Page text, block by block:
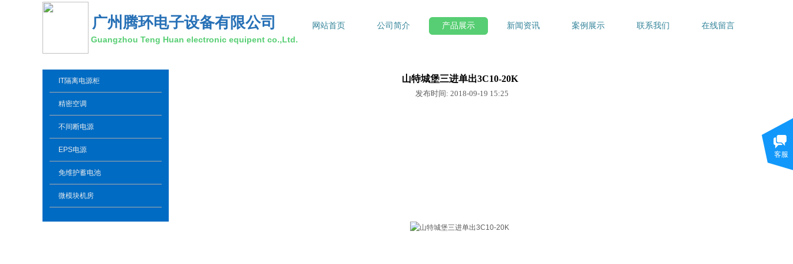
广州腾环电子设备有限公司 网站首页 公司简介 产品展示 新闻资讯 案例展示 联系我们 在线留言
Guangzhou Teng Huan electronic equipent co.,Ltd.
山特城堡三进单出3C10-20K
发布时间: 2018-09-19 15:25
IT隔离电源柜
精密空调
不间断电源
EPS电源
免维护蓄电池
微模块机房
客服